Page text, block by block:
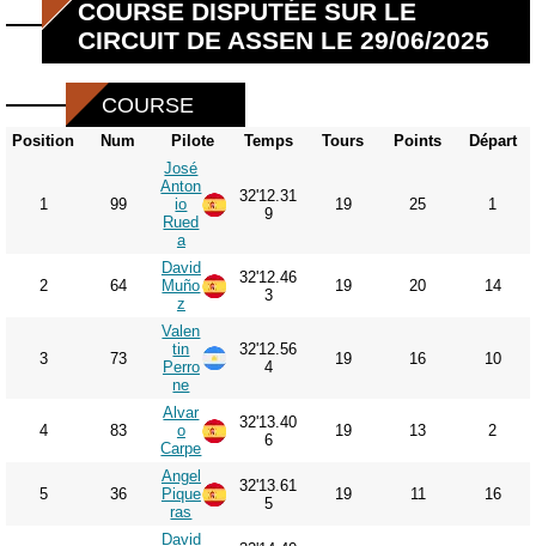
COURSE DISPUTÉE SUR LE
CIRCUIT DE ASSEN LE 29/06/2025
COURSE
Position Num Pilote Temps Tours Points Départ
1 99
José
Anton
io
Rued
a
32'12.31
9
19 25 1
2 64
David
Muño
z
32'12.46
3
19 20 14
3 73
Valen
tin
Perro
ne
32'12.56
4
19 16 10
4 83
Alvar
o
Carpe
32'13.40
6
19 13 2
5 36
Angel
Pique
ras
32'13.61
5
19 11 16
David